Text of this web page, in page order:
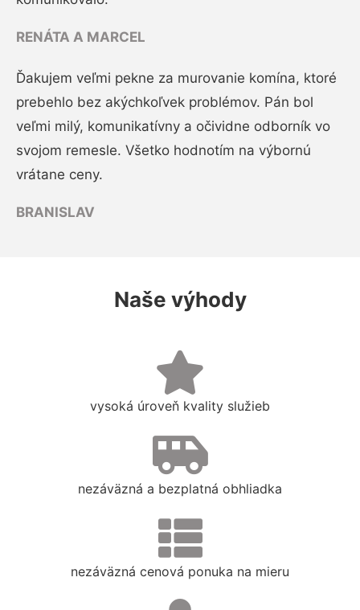
RENÁTA A MARCEL
Ďakujem veľmi pekne za murovanie komína, ktoré
prebehlo bez akýchkoľvek problémov. Pán bol
veľmi milý, komunikatívny a očividne odborník vo
svojom remesle. Všetko hodnotím na výbornú
vrátane ceny.
BRANISLAV
Naše výhody
vysoká úroveň kvality služieb
nezáväzná a bezplatná obhliadka
nezáväzná cenová ponuka na mieru